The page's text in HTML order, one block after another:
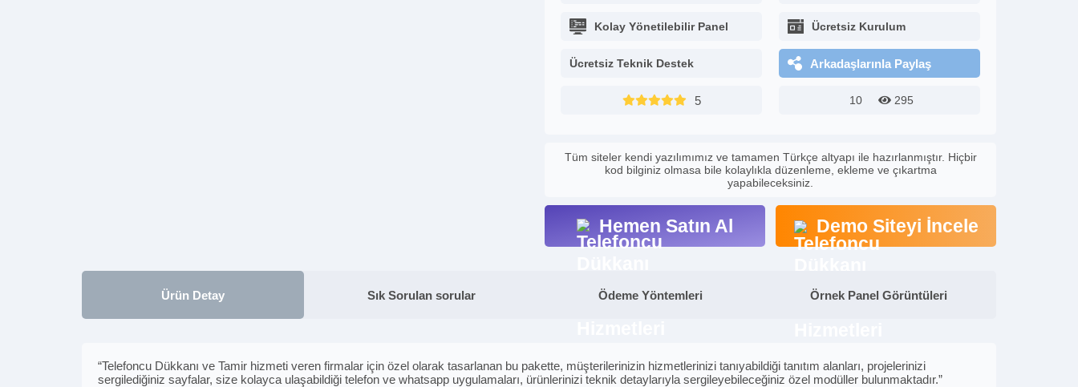
Kolay Yönetilebilir Panel Ücretsiz Kurulum
Ücretsiz Teknik Destek Arkadaşlarınla Paylaş
5 10 295
Tüm siteler kendi yazılımımız ve tamamen Türkçe altyapı ile hazırlanmıştır. Hiçbir
kod bilginiz olmasa bile kolaylıkla düzenleme, ekleme ve çıkartma
yapabileceksiniz.
Hemen Satın Al Demo Siteyi İncele
Ürün Detay Sık Sorulan sorular Ödeme Yöntemleri Örnek Panel Görüntüleri
“Telefoncu Dükkanı ve Tamir hizmeti veren firmalar için özel olarak tasarlanan bu pakette, müşterilerinizin hizmetlerinizi tanıyabildiği tanıtım alanları, projelerinizi
sergilediğiniz sayfalar, size kolayca ulaşabildiği telefon ve whatsapp uygulamaları, ürünlerinizi teknik detaylarıyla sergileyebileceğiniz özel modüller bulunmaktadır.”